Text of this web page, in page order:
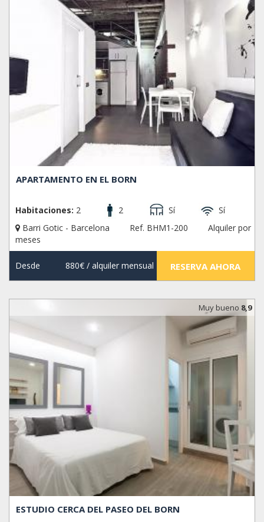
APARTAMENTO EN EL BORN
Habitaciones: 2 2 Sí
Sí
Barri Gotic - Barcelona
Ref. BHM1-200
Alquiler por
meses
Desde 880€/ alquiler mensual RESERVA AHORA
Muy bueno 8,9
ESTUDIO CERCA DEL PASEO DEL BORN